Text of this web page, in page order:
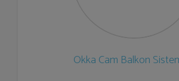
Okka Cam Balkon